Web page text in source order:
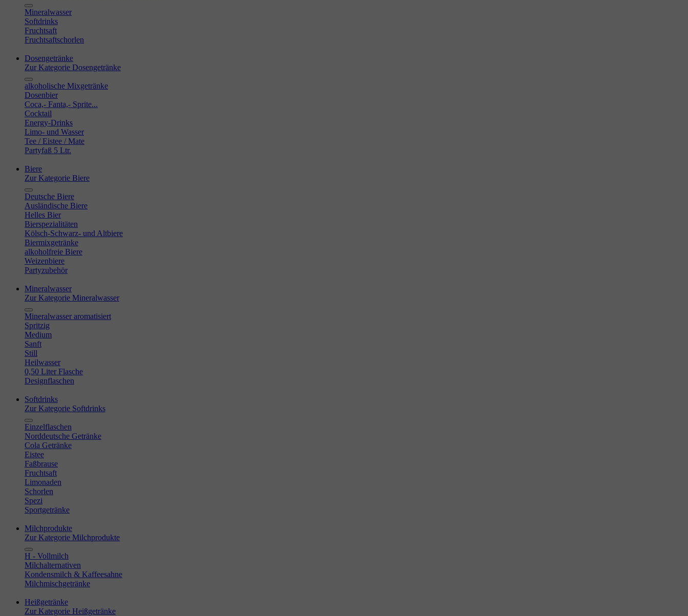
Mineralwasser
Softdrinks
Fruchtsaft
Fruchtsaftschorlen
Dosengetränke
Zur Kategorie Dosengetränke
alkoholische Mixgetränke
Dosenbier
Coca,- Fanta,- Sprite...
Cocktail
Energy-Drinks
Limo- und Wasser
Tee / Eistee / Mate
Partyfaß 5 Ltr.
Biere
Zur Kategorie Biere
Deutsche Biere
Ausländische Biere
Helles Bier
Bierspezialitäten
Kölsch-Schwarz- und Altbiere
Biermixgetränke
alkoholfreie Biere
Weizenbiere
Partyzubehör
Mineralwasser
Zur Kategorie Mineralwasser
Mineralwasser aromatisiert
Spritzig
Medium
Sanft
Still
Heilwasser
0,50 Liter Flasche
Designflaschen
Softdrinks
Zur Kategorie Softdrinks
Einzelflaschen
Norddeutsche Getränke
Cola Getränke
Eistee
Faßbrause
Fruchtsaft
Limonaden
Schorlen
Spezi
Sportgetränke
Milchprodukte
Zur Kategorie Milchprodukte
H - Vollmilch
Milchalternativen
Kondensmilch & Kaffeesahne
Milchmischgetränke
Heißgetränke
Zur Kategorie Heißgetränke